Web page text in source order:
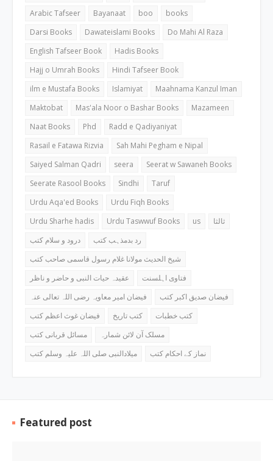
Arabic Tafseer
Bayanaat boo
books
Darsi Books
Dawateislami Books
Do Mahi Al Raza
English Tafseer Book
Hadis Books
Hajj o Umrah Books
Hindi Tafseer Book
ilm e Mustafa Books
Islamiyat
Maahnama Kanzul Iman
Maktobat
Mas'ala Noor o Bashar Books
Mazameen
Naat Books
Phd
Radd e Qadiyaniyat
Rasail e Fatawa Rizvia
Sah Mahi Pegham e Nipal
Saiyed Salman Qadri
seera
Seerat w Sawaneh Books
Seerate Rasool Books
Sindhi
Taruf
Urdu Aqa'ed Books
Urdu Fiqh Books
Urdu Sharhe hadis
Urdu Taswwuf Books us
ثالثا
درود و سلام کتب
رد بدمذہب کتب
شیخ الحدیث مولانا غلام رسول قاسمی صاحب کتب
عقیدہ حیات النبی و حاضر و ناظر
فتاوی اہلسنت
فیضان امیر معاویہ رضی اللہ تعالی عنہ
فیضان صدیق اکبر کتب
فیضان غوث اعظم کتب
کتب تاریخ
کتب خطبات
مسائل قربانی کتب
مسلک آن لائن شمارہ
میلادالنبی صلی اللہ علیہ وسلم کتب
نماز کے احکام کتب
Featured post